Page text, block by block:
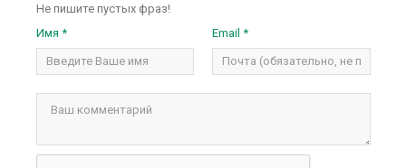
Не пишите пустых фраз!
Имя *
Email *